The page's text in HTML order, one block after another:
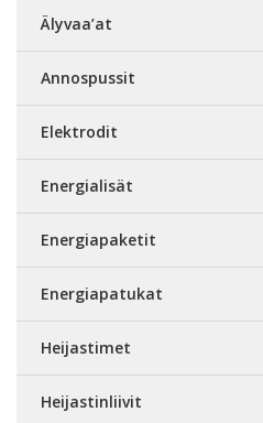
Älyvaa’at
Annospussit
Elektrodit
Energialisät
Energiapaketit
Energiapatukat
Heijastimet
Heijastinliivit